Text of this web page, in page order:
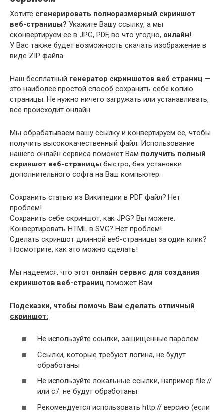
Хотите сгенерировать полноразмерный скриншот
веб-страницы? Укажите Вашу ссылку, а мы
сконвертируем ее в JPG, PDF, во что угодно, онлайн!
У Вас также будет возможность скачать изображение в
виде ZIP файла.
Наш бесплатный генератор скриншотов веб страниц —
это наиболее простой способ сохранить себе копию
страницы. Не нужно ничего загружать или устанавливать,
все происходит онлайн.
Мы обрабатываем вашу ссылку и конвертируем ее, чтобы
получить высококачественный файл. Использование
нашего онлайн сервиса поможет Вам получить полный
скриншот веб-страницы быстро, без установки
дополнительного софта на Ваш компьютер.
Сохранить статью из Википедии в PDF файл? Нет
проблем!
Сохранить себе скриншот, как JPG? Вы можете.
Конвертировать HTML в SVG? Нет проблем!
Сделать скриншот длинной веб-страницы за один клик?
Посмотрите, как это можно сделать!
Мы надеемся, что этот онлайн сервис для создания
скриншотов веб-страниц поможет Вам.
Подсказки, чтобы помочь Вам сделать отличный
скриншот:
Не используйте ссылки, защищенные паролем
Ссылки, которые требуют логина, не будут
обработаны
Не используйте локальные ссылки, например file://
или c:/. не будут обработаны
Рекомендуется использовать http:// версию (если